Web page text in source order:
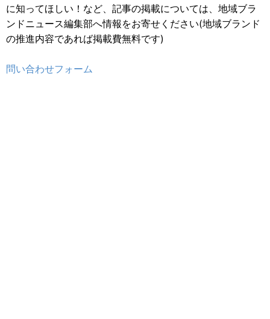
に知ってほしい！など、記事の掲載については、地域ブラ
ンドニュース編集部へ情報をお寄せください(地域ブランド
の推進内容であれば掲載費無料です)
問い合わせフォーム